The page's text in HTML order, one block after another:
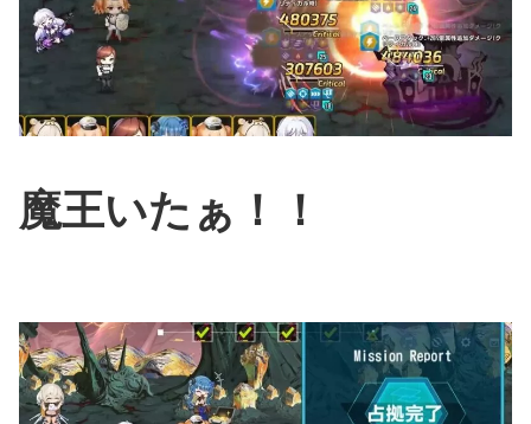
魔王いたぁ！！